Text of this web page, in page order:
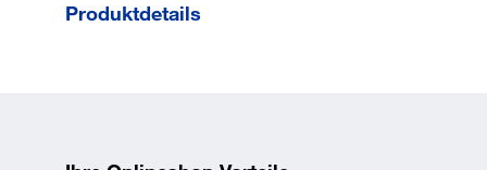
Produktdetails